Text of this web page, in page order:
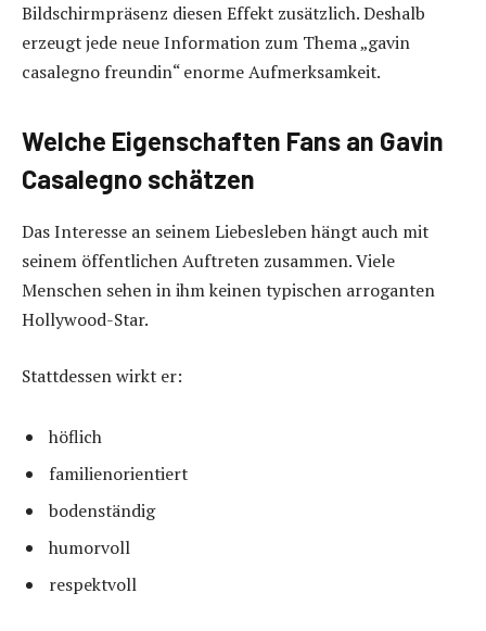
Bildschirmpräsenz diesen Effekt zusätzlich. Deshalb
erzeugt jede neue Information zum Thema „gavin
casalegno freundin“ enorme Aufmerksamkeit.
Welche Eigenschaften Fans an Gavin
Casalegno schätzen
Das Interesse an seinem Liebesleben hängt auch mit
seinem öffentlichen Auftreten zusammen. Viele
Menschen sehen in ihm keinen typischen arroganten
Hollywood-Star.
Stattdessen wirkt er:
höflich
familienorientiert
bodenständig
humorvoll
respektvoll